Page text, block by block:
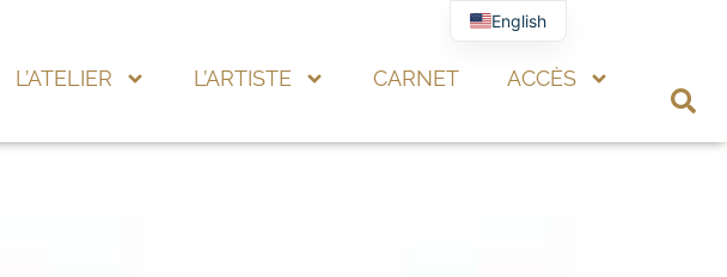
L’ATELIER L’ARTISTE CARNET ACCÈS
English